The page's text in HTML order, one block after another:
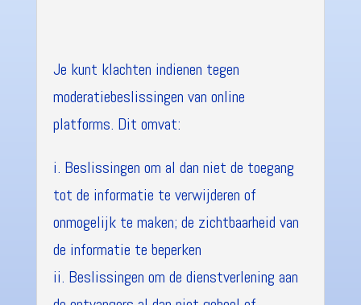
Je kunt klachten indienen tegen
moderatiebeslissingen van online
platforms. Dit omvat:
i. Beslissingen om al dan niet de toegang
tot de informatie te verwijderen of
onmogelijk te maken; de zichtbaarheid van
de informatie te beperken
ii. Beslissingen om de dienstverlening aan